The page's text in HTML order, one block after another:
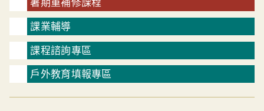
課業輔導
課程諮詢專區
戶外教育填報專區